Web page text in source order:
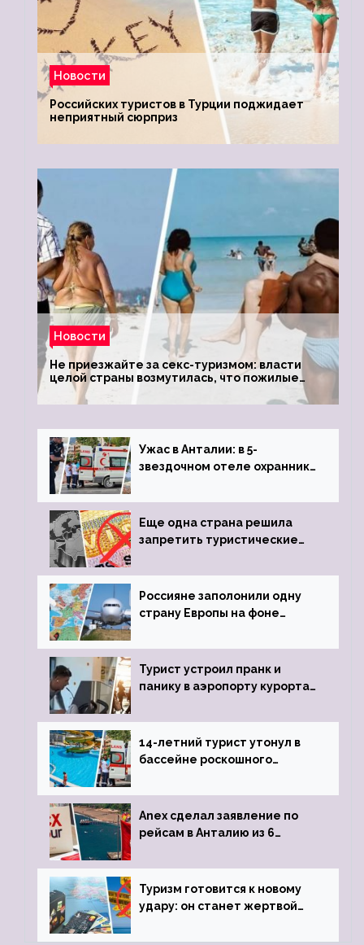
Новости
Российских туристов в Турции поджидает
неприятный сюрприз
Новости
Не приезжайте за секс-туризмом: власти
целой страны возмутилась, что пожилые
туристки массово едут к ним, чтобы
обзавестись молодыми любовниками
Ужас в Анталии: в 5-
звездочном отеле охранник
пистолета
Еще одна страна решила
запретить туристические
Россияне заполонили одну
страну Европы на фоне
виз
Турист устроил пранк и
панику в аэропорту курорта,
задержке рейса
14-летний турист утонул в
бассейне роскошного
Anex сделал заявление по
рейсам в Анталию из 6
Туризм готовится к новому
удару: он станет жертвой